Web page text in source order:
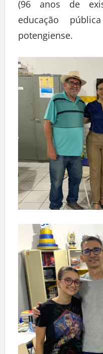
(96 anos de
educação
potengiense.